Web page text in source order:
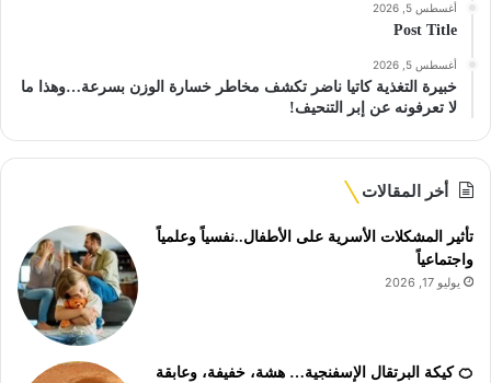
أغسطس 5, 2026
Post Title
أغسطس 5, 2026
خبيرة التغذية كاتيا ناضر تكشف مخاطر خسارة الوزن بسرعة…وهذا ما
لا تعرفونه عن إبر التنحيف!
أخر المقالات
تأثير المشكلات الأسرية على الأطفال..نفسياً وعلمياً
واجتماعياً
يوليو 17, 2026
🍊 كيكة البرتقال الإسفنجية… هشة، خفيفة، وعابقة